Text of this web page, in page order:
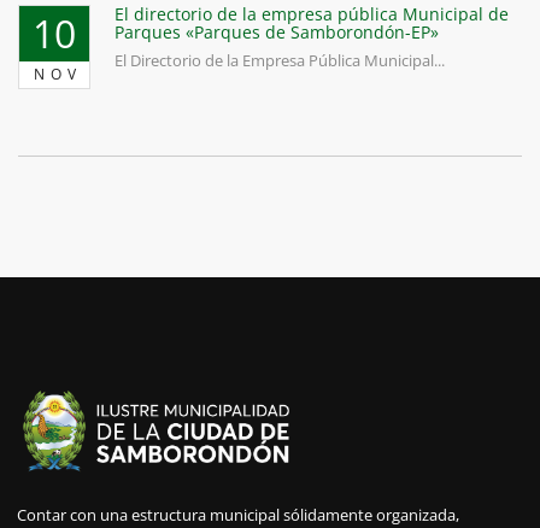
10
NOV
El directorio de la empresa pública Municipal de
Parques «Parques de Samborondón-EP»
El Directorio de la Empresa Pública Municipal...
Contar con una estructura municipal sólidamente organizada,